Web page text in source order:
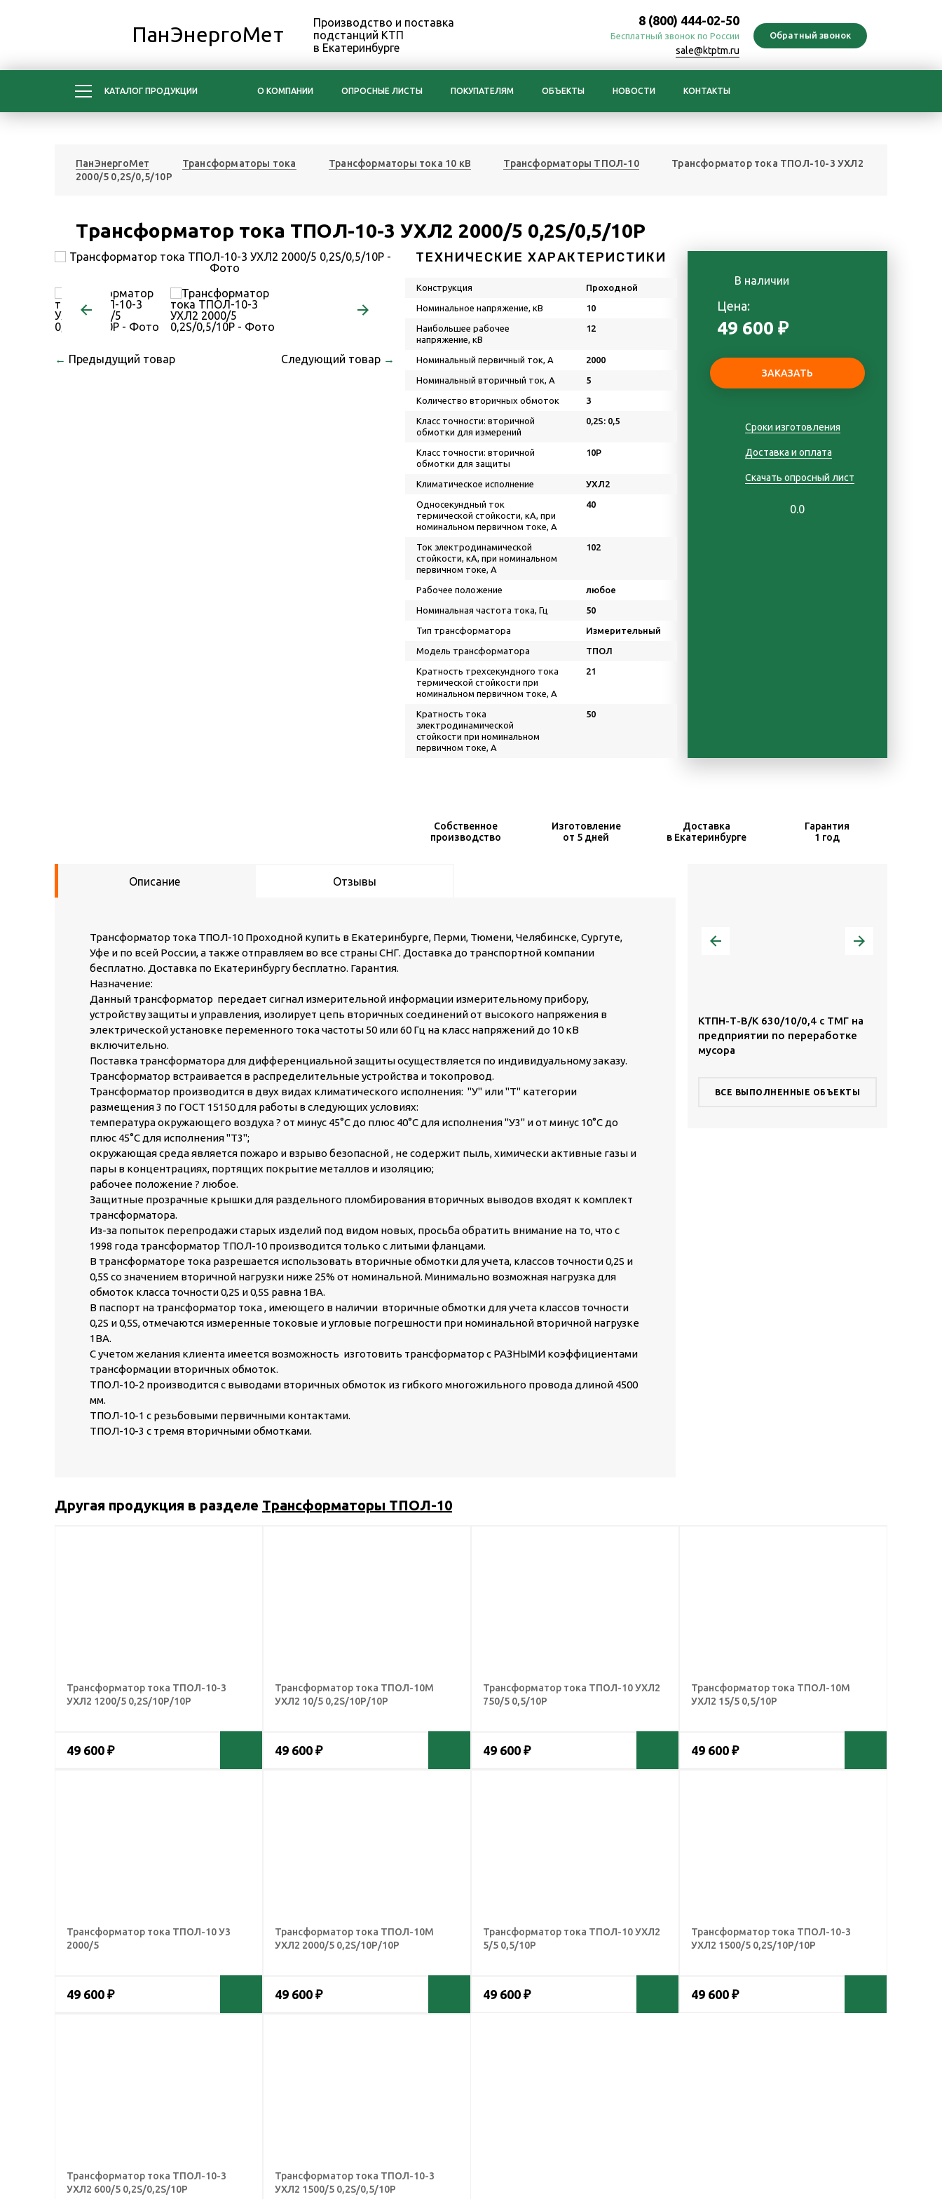
ПанЭнергоМет
Производство и поставка
подстанций КТП
в Екатеринбурге
8 (800) 444-02-50
Бесплатный звонок по России
sale@ktptm.ru
КАТАЛОГ ПРОДУКЦИИ О КОМПАНИИ ОПРОСНЫЕ ЛИСТЫ ПОКУПАТЕЛЯМ ОБЪЕКТЫ НОВОСТИ КОНТАКТЫ
ПанЭнергоМет Трансформаторы тока Трансформаторы тока 10 кВ Трансформаторы ТПОЛ-10
Трансформатор тока ТПОЛ-10-3 УХЛ2
2000/5 0,2S/0,5/10Р
Трансформатор тока ТПОЛ-10-3 УХЛ2 2000/5 0,2S/0,5/10Р
← Предыдущий товар Следующий товар →
ТЕХНИЧЕСКИЕ ХАРАКТЕРИСТИКИ
Конструкция Проходной
Номинальное напряжение, кВ 10
Наибольшее рабочее
напряжение, кВ
12
Номинальный первичный ток, А 2000
Номинальный вторичный ток, А 5
Количество вторичных обмоток 3
Класс точности: вторичной
обмотки для измерений
0,2S: 0,5
Класс точности: вторичной
обмотки для защиты
10P
Климатическое исполнение УХЛ2
Односекундный ток
термической стойкости, кА, при
номинальном первичном токе, А
40
Ток электродинамической
стойкости, кА, при номинальном
первичном токе, А
102
Рабочее положение любое
Номинальная частота тока, Гц 50
Тип трансформатора Измерительный
Модель трансформатора ТПОЛ
Кратность трехсекундного тока
термической стойкости при
номинальном первичном токе, А
21
Кратность тока
электродинамической
стойкости при номинальном
первичном токе, А
50
В наличии
Цена:
49 600 ₽
Сроки изготовления
Доставка и оплата
Скачать опросный лист
0.0
Собственное
производство
Изготовление
от 5 дней
Доставка
в Екатеринбурге
Гарантия
1 год
Описание Отзывы
Трансформатор тока ТПОЛ-10 Проходной купить в Екатеринбурге, Перми, Тюмени, Челябинске, Сургуте,
Уфе и по всей России, а также отправляем во все страны СНГ. Доставка до транспортной компании
бесплатно. Доставка по Екатеринбургу бесплатно. Гарантия.
Назначение:
Данный трансформатор передает сигнал измерительной информации измерительному прибору,
устройству защиты и управления, изолирует цепь вторичных соединений от высокого напряжения в
электрической установке переменного тока частоты 50 или 60 Гц на класс напряжений до 10 кВ
включительно.
Поставка трансформатора для дифференциальной защиты осуществляется по индивидуальному заказу.
Трансформатор встраивается в распределительные устройства и токопровод.
Трансформатор производится в двух видах климатического исполнения: "У" или "Т" категории
размещения 3 по ГОСТ 15150 для работы в следующих условиях:
температура окружающего воздуха ? от минус 45°С до плюс 40°С для исполнения "У3" и от минус 10°С до
плюс 45°С для исполнения "Т3";
окружающая среда является пожаро и взрыво безопасной , не содержит пыль, химически активные газы и
пары в концентрациях, портящих покрытие металлов и изоляцию;
рабочее положение ? любое.
Защитные прозрачные крышки для раздельного пломбирования вторичных выводов входят к комплект
трансформатора.
Из-за попыток перепродажи старых изделий под видом новых, просьба обратить внимание на то, что с
1998 года трансформатор ТПОЛ-10 производится только с литыми фланцами.
В трансформаторе тока разрешается использовать вторичные обмотки для учета, классов точности 0,2S и
0,5S со значением вторичной нагрузки ниже 25% от номинальной. Минимально возможная нагрузка для
обмоток класса точности 0,2S и 0,5S равна 1ВА.
В паспорт на трансформатор тока , имеющего в наличии вторичные обмотки для учета классов точности
0,2S и 0,5S, отмечаются измеренные токовые и угловые погрешности при номинальной вторичной нагрузке
1ВА.
С учетом желания клиента имеется возможность изготовить трансформатор с РАЗНЫМИ коэффициентами
трансформации вторичных обмоток.
ТПОЛ-10-2 производится с выводами вторичных обмоток из гибкого многожильного провода длиной 4500
мм.
ТПОЛ-10-1 с резьбовыми первичными контактами.
ТПОЛ-10-3 с тремя вторичными обмотками.
КТПН-Т-К/К 630/10/0,4 с ТМГ в
пос. Шиловка
КТПН-Т-В/К 630/10/0,4 с ТМГ на
предприятии по переработке
мусора
ВСЕ ВЫПОЛНЕННЫЕ ОБЪЕКТЫ
Другая продукция в разделе Трансформаторы ТПОЛ-10
Трансформатор тока ТПОЛ-10-3
УХЛ2 1200/5 0,2S/10Р/10Р
49 600 ₽
Трансформатор тока ТПОЛ-10М
УХЛ2 10/5 0,2S/10Р/10Р
49 600 ₽
Трансформатор тока ТПОЛ-10 УХЛ2
750/5 0,5/10Р
49 600 ₽
Трансформатор тока ТПОЛ-10М
УХЛ2 15/5 0,5/10Р
49 600 ₽
Трансформатор тока ТПОЛ-10 У3
2000/5
49 600 ₽
Трансформатор тока ТПОЛ-10М
УХЛ2 2000/5 0,2S/10Р/10Р
49 600 ₽
Трансформатор тока ТПОЛ-10 УХЛ2
5/5 0,5/10Р
49 600 ₽
Трансформатор тока ТПОЛ-10-3
УХЛ2 1500/5 0,2S/10Р/10Р
49 600 ₽
Трансформатор тока ТПОЛ-10-3
УХЛ2 600/5 0,2S/0,2S/10Р
Трансформатор тока ТПОЛ-10-3
УХЛ2 1500/5 0,2S/0,5/10Р